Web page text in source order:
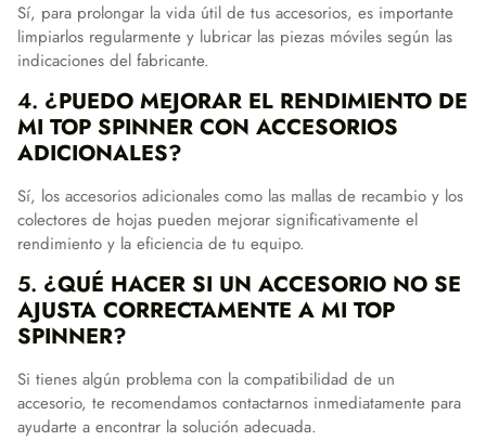
Sí, para prolongar la vida útil de tus accesorios, es importante
limpiarlos regularmente y lubricar las piezas móviles según las
indicaciones del fabricante.
4. ¿PUEDO MEJORAR EL RENDIMIENTO DE
MI TOP SPINNER CON ACCESORIOS
ADICIONALES?
Sí, los accesorios adicionales como las mallas de recambio y los
colectores de hojas pueden mejorar significativamente el
rendimiento y la eficiencia de tu equipo.
5. ¿QUÉ HACER SI UN ACCESORIO NO SE
AJUSTA CORRECTAMENTE A MI TOP
SPINNER?
Si tienes algún problema con la compatibilidad de un
accesorio, te recomendamos contactarnos inmediatamente para
ayudarte a encontrar la solución adecuada.